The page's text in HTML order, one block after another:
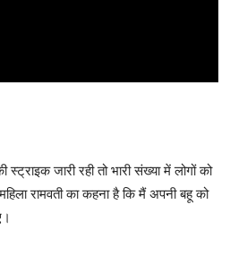
जारी रही तो भारी संख्या में लोगों को
रामवती का कहना है कि मैं अपनी बहू को